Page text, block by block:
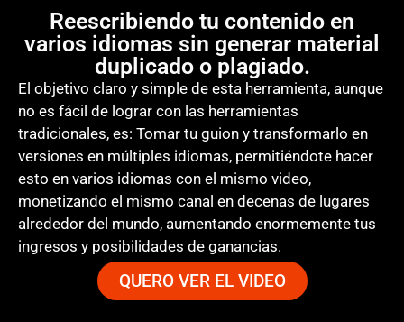
Reescribiendo tu contenido en
varios idiomas sin generar material
duplicado o plagiado.
El objetivo claro y simple de esta herramienta, aunque
no es fácil de lograr con las herramientas
tradicionales, es: Tomar tu guion y transformarlo en
versiones en múltiples idiomas, permitiéndote hacer
esto en varios idiomas con el mismo video,
monetizando el mismo canal en decenas de lugares
alrededor del mundo, aumentando enormemente tus
ingresos y posibilidades de ganancias.
QUERO VER EL VIDEO